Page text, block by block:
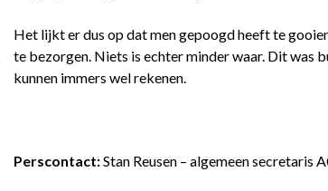
Het lijkt er dus op dat men gepoogd heeft te
te bezorgen. Niets is echter minder waar. Dit was
kunnen immers wel rekenen.
Perscontact:Stan Reusen – algemeen secretaris